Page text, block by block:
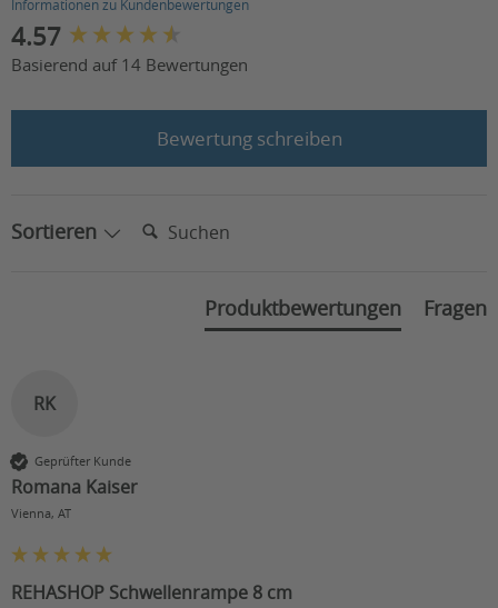
Informationen zu Kundenbewertungen
4.57
Basierend auf 14 Bewertungen
Bewertung schreiben
Sortieren Suchen:
Produktbewertungen Fragen
RK
Geprüfter Kunde
Romana Kaiser
Vienna, AT
REHASHOP Schwellenrampe 8 cm
New content loaded